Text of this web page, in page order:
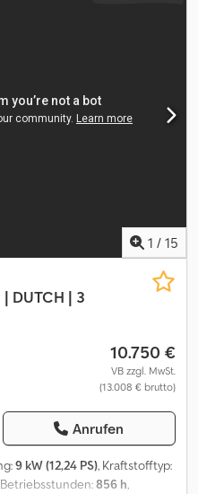
1 / 15
DUTCH | 3
10.750 €
VB zzgl. MwSt.
(13.008 € brutto)
Anrufen
9 kW (12,24 PS), Kraftstofftyp:
856 h,